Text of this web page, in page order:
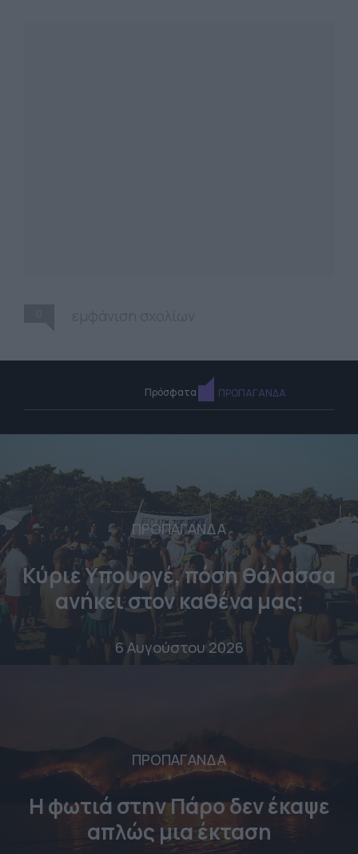
Πρόσφατα ΠΡΟΠΑΓΑΝΔΑ
ΠΡΟΠΑΓΑΝΔΑ
Κύριε Υπουργέ, πόση θάλασσα
ανήκει στον καθένα μας;
6 Αυγούστου 2026
ΠΡΟΠΑΓΑΝΔΑ
Η φωτιά στην Πάρο δεν έκαψε
απλώς μια έκταση